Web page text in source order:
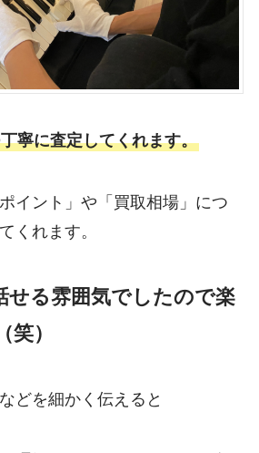
寧に査定してくれます。
イント」や「買取相場」につ
くれます。
せる雰囲気でしたので楽
）
どを細かく伝えると